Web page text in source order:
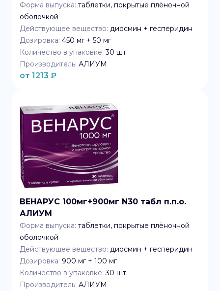
Форма выпуска: таблетки, покрытые плёночной
оболочкой
Действующее вещество: диосмин + гесперидин
Дозировка: 450 мг + 50 мг
Количество в упаковке: 30 шт.
Производитель: АЛИУМ
от 1213 ₽
ВЕНАРУС 100мг+900мг N30 табл п.п.о.
АЛИУМ
Форма выпуска: таблетки, покрытые плёночной
оболочкой
Действующее вещество: диосмин + гесперидин
Дозировка: 900 мг + 100 мг
Количество в упаковке: 30 шт.
Производитель: АЛИУМ